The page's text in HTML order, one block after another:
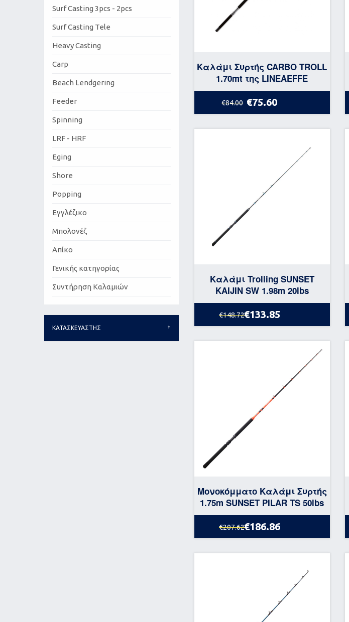
Surf Casting 3pcs - 2pcs
Surf Casting Tele
Heavy Casting
Carp
Beach Lendgering
Feeder
Spinning
LRF - HRF
Eging
Shore
Popping
Εγγλέζικο
Μπολονέζ
Απίκο
Γενικής κατηγορίας
Συντήρηση Καλαμιών
ΚΑΤΑΣΚΕΥΑΣΤΗΣ
Καλάμι Συρτής CARBO TROLL
1.70mt της LINEAEFFE
€84.00 €75.60
Καλάμι Trolling SUNSET
KAIJIN SW 1.98m 20lbs
€148.72€133.85
Μονοκόμματο Καλάμι Συρτής
1.75m SUNSET PILAR TS 50lbs
€207.62€186.86